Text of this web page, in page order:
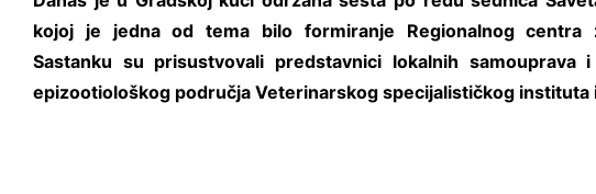
kojoj je jedna od tema bilo formiranje Regionalnog centra
Sastanku su prisustvovali predstavnici lokalnih
epizootiološkog područja Veterinarskog specijalističkog instituta